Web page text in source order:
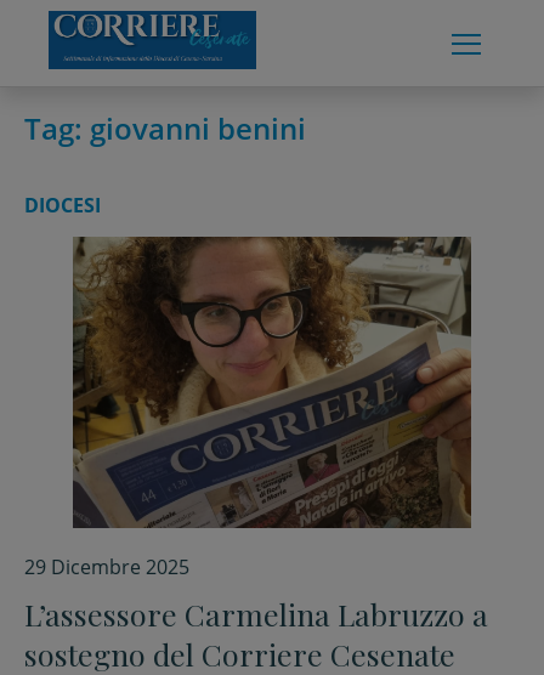
content
Tag: giovanni benini
DIOCESI
29 Dicembre 2025
L’assessore Carmelina Labruzzo a
sostegno del Corriere Cesenate